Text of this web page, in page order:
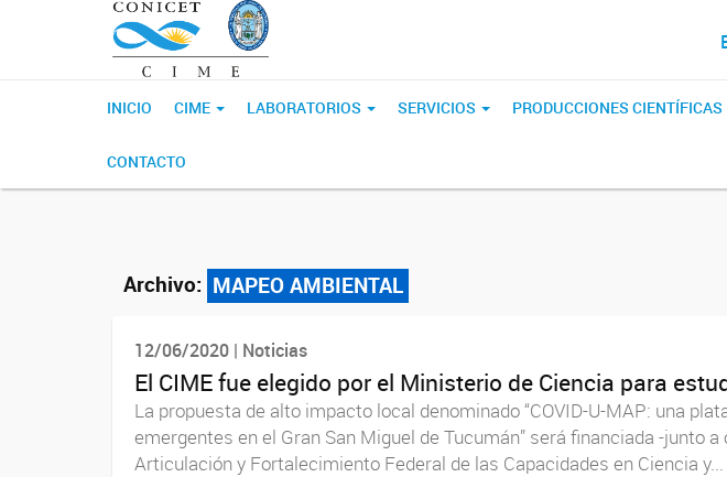
INICIO CIME LABORATORIOS SERVICIOS PRODUCCIONES CIENTÍFICAS
CONTACTO
Archivo: MAPEO AMBIENTAL
12/06/2020 | Noticias
El CIME fue elegido por el Ministerio de Ciencia para
La propuesta de alto impacto local denominado “COVID-U-MAP: una
emergentes en el Gran San Miguel de Tucumán” será financiada -
Articulación y Fortalecimiento Federal de las Capacidades en Ciencia y...